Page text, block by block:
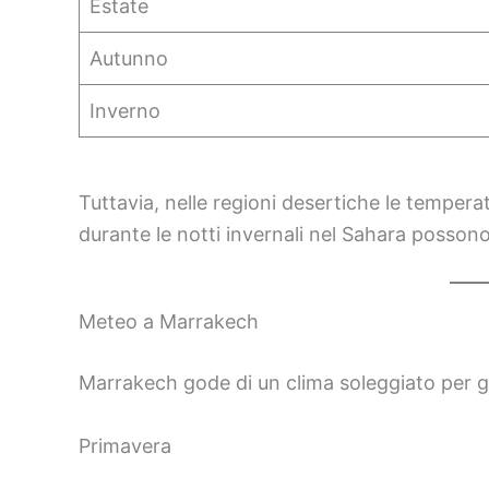
Estate
Autunno
Inverno
Tuttavia, nelle regioni desertiche le
durante le notti invernali nel Sahara
Meteo a Marrakech
Marrakech gode di un clima soleggiato per
Primavera